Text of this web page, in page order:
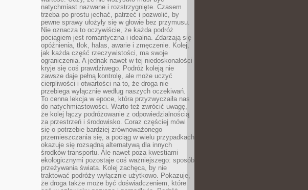
natychmiast nazwane i rozstrzygnięte. Czasem
trzeba po prostu jechać, patrzeć i pozwolić, by
pewne sprawy ułożyły się w głowie bez przymusu.
Nie oznacza to oczywiście, że każda podróż
pociągiem jest romantyczna i idealna. Zdarzają się
opóźnienia, tłok, hałas, awarie i zmęczenie. Kolej,
jak każda część rzeczywistości, ma swoje
ograniczenia. A jednak nawet w tej niedoskonałości
kryje się coś prawdziwego. Podróż koleją nie
zawsze daje pełną kontrolę, ale może uczyć
cierpliwości i otwartości na to, że droga nie
przebiega wyłącznie według naszych oczekiwań.
To cenna lekcja w epoce, która przyzwyczaiła nas
do natychmiastowości. Warto też zwrócić uwagę,
że kolej łączy podróżowanie z odpowiedzialnością
za przestrzeń i środowisko. Coraz częściej mówi
się o potrzebie bardziej zrównoważonego
przemieszczania się, a pociąg w wielu przypadkach
okazuje się rozsądną alternatywą dla innych
środków transportu. Ale nawet poza kwestiami
ekologicznymi pozostaje coś ważniejszego: sposób
przeżywania świata. Kolej zachęca, by nie
traktować podróży wyłącznie użytkowo. Pokazuje,
że droga także może być doświadczeniem, które